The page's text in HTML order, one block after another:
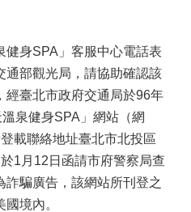
健身SPA」客服中心電話表
通部觀光局，請協助確認該
經臺北市政府交通局於96年
泉健身SPA」網站（網
載聯絡地址臺北市北投區
1月12日函請市府警察局查
詐騙廣告，該網站所刊登之
境內。